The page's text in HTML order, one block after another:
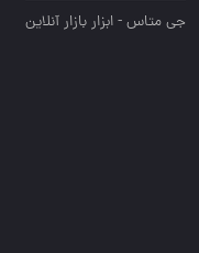
جی متاس - ابزار بازار آنلاین